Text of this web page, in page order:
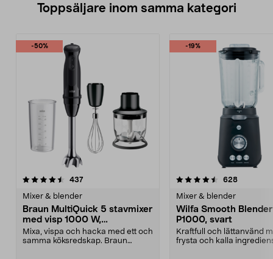
Toppsäljare inom samma kategori
-50%
437recensioner
Mixer & blender
Braun MultiQuick 5 stavmixer
med visp 1000 W,
MQ50202M
Mixa, vispa och hacka med ett och
samma köksredskap. Braun
-19%
4.5 av 5 stjärnor 628
Mixer & blender
Wilfa Smooth
P1000, svart
Kraftfull och lättanvänd
frysta och kalla
4.5 av 5 stjärnor